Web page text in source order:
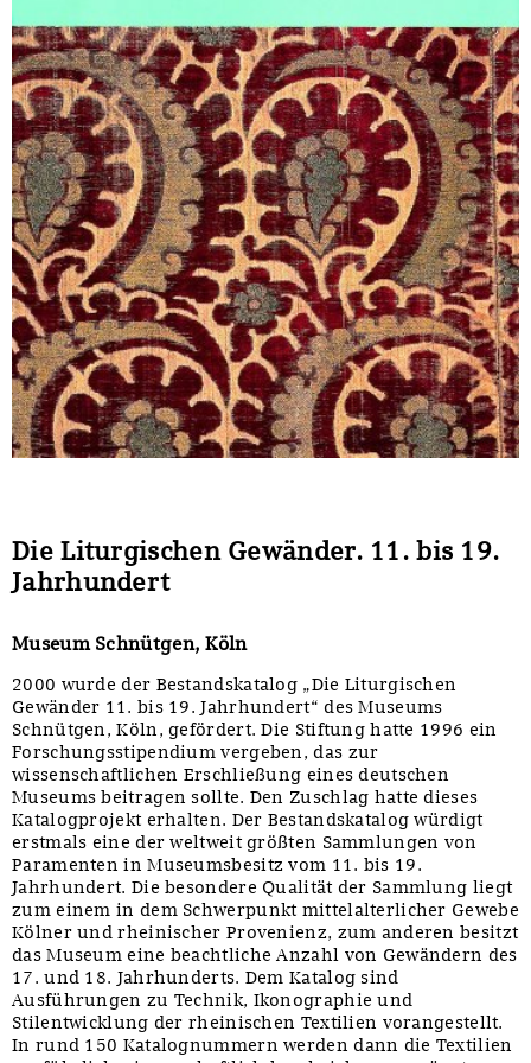
Die Liturgischen Gewänder. 11. bis 19.
Jahrhundert
Museum Schnütgen, Köln
2000 wurde der Bestandskatalog „Die Liturgischen
Gewänder 11. bis 19. Jahrhundert“ des Museums
Schnütgen, Köln, gefördert. Die Stiftung hatte 1996 ein
Forschungsstipendium vergeben, das zur
wissenschaftlichen Erschließung eines deutschen
Museums beitragen sollte. Den Zuschlag hatte dieses
Katalogprojekt erhalten. Der Bestandskatalog würdigt
erstmals eine der weltweit größten Sammlungen von
Paramenten in Museumsbesitz vom 11. bis 19.
Jahrhundert. Die besondere Qualität der Sammlung liegt
zum einem in dem Schwerpunkt mittelalterlicher Gewebe
Kölner und rheinischer Provenienz, zum anderen besitzt
das Museum eine beachtliche Anzahl von Gewändern des
17. und 18. Jahrhunderts. Dem Katalog sind
Ausführungen zu Technik, Ikonographie und
Stilentwicklung der rheinischen Textilien vorangestellt.
In rund 150 Katalognummern werden dann die Textilien
Sonstiges